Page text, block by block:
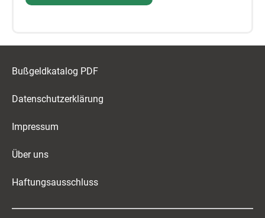
Bußgeldkatalog PDF
Datenschutzerklärung
Impressum
Über uns
Haftungsausschluss